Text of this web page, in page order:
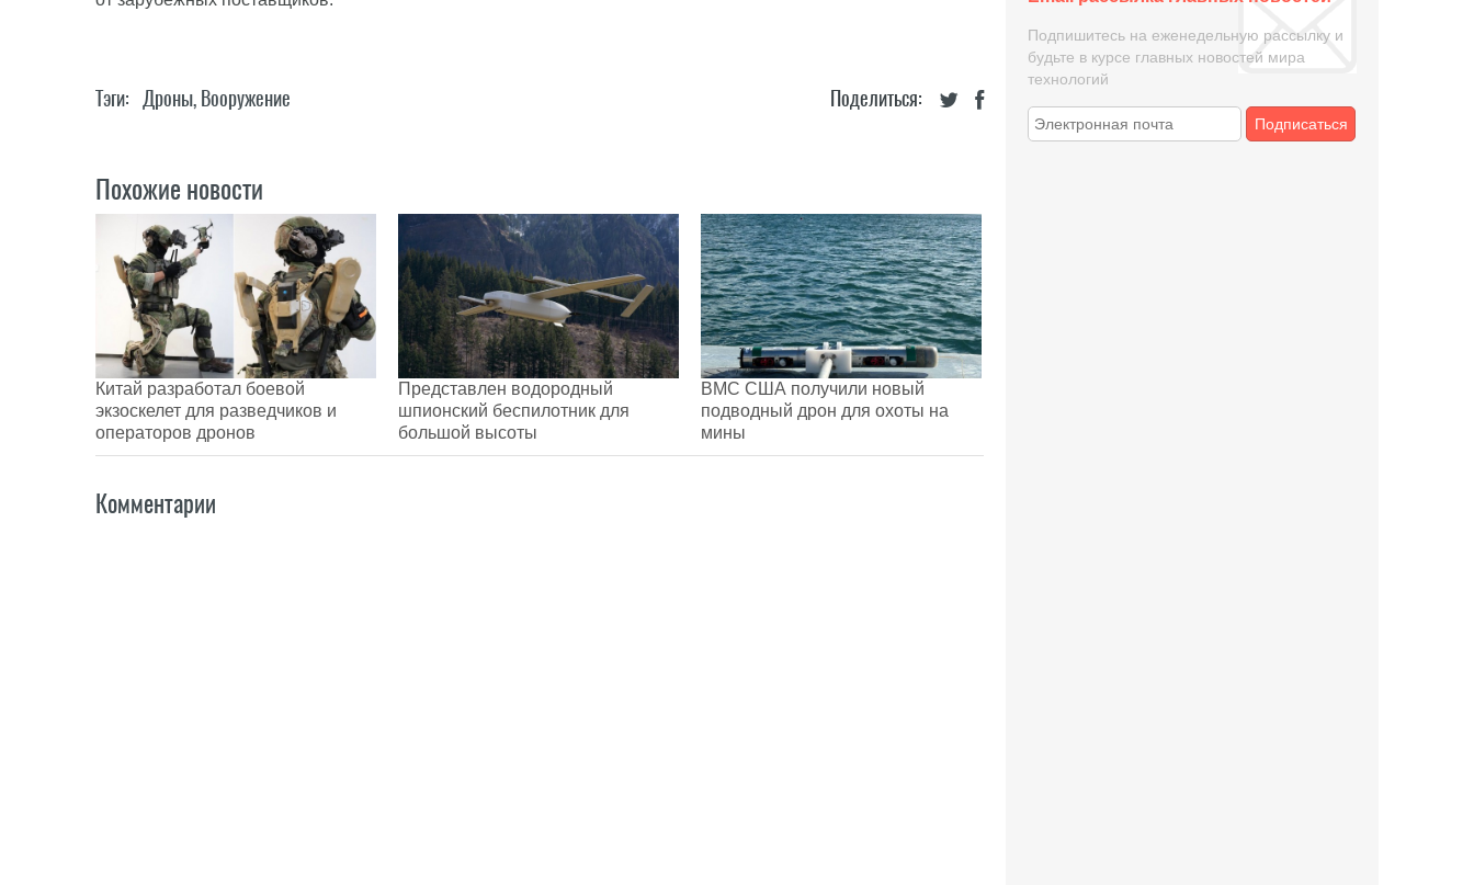
Поделиться:
Тэги: Дроны, Вооружение
Похожие новости
Китай разработал боевой
экзоскелет для разведчиков и
операторов дронов
Представлен водородный
шпионский беспилотник для
большой высоты
ВМС США получили новый
подводный дрон для охоты на
мины
Комментарии
Подпишитесь на еженедельную рассылку и
будьте в курсе главных новостей мира
технологий
Подписаться